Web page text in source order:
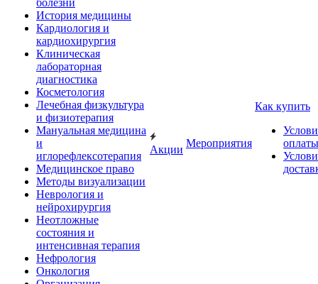
болезни
История медицины
Кардиология и
кардиохирургия
Клиническая
лабораторная
диагностика
Косметология
Лечебная физкультура
и физиотерапия
Мануальная медицина
и
иглорефлексотерапия
Медицинское право
Методы визуализации
Неврология и
нейрохирургия
Неотложные
состояния и
интенсивная терапия
Нефрология
Онкология
Акции
Мероприятия
Как купить
оплаты